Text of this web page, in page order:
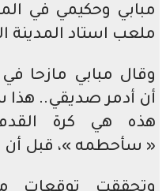
مبابي وحكيمي في
ملعب استاد المدينة
وقال مبابي مازحا
أن أدمر صديقي.. هذا
هذه هي كرة
« سأحطمه »، قبل أن